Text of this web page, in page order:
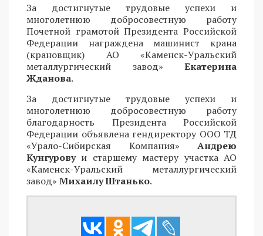
За достигнутые трудовые успехи и
многолетнюю добросовестную работу
Почетной грамотой Президента Российской
Федерации награждена машинист крана
(крановщик) АО «Каменск-Уральский
металлургический завод» Екатерина
Жданова.
За достигнутые трудовые успехи и
многолетнюю добросовестную работу
благодарность Президента Российской
Федерации объявлена гендиректору ООО ТД
«Урало-Сибирская Компания» Андрею
Кунгуровуи старшему мастеру участка АО
«Каменск-Уральский металлургический
завод» Михаилу Штанько.